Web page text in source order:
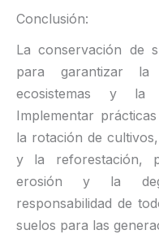
Conclusión:
La conservación de
para garantizar la
ecosistemas y la
Implementar
la rotación de
y la reforestación,
erosión y la
responsabilidad de
suelos para las